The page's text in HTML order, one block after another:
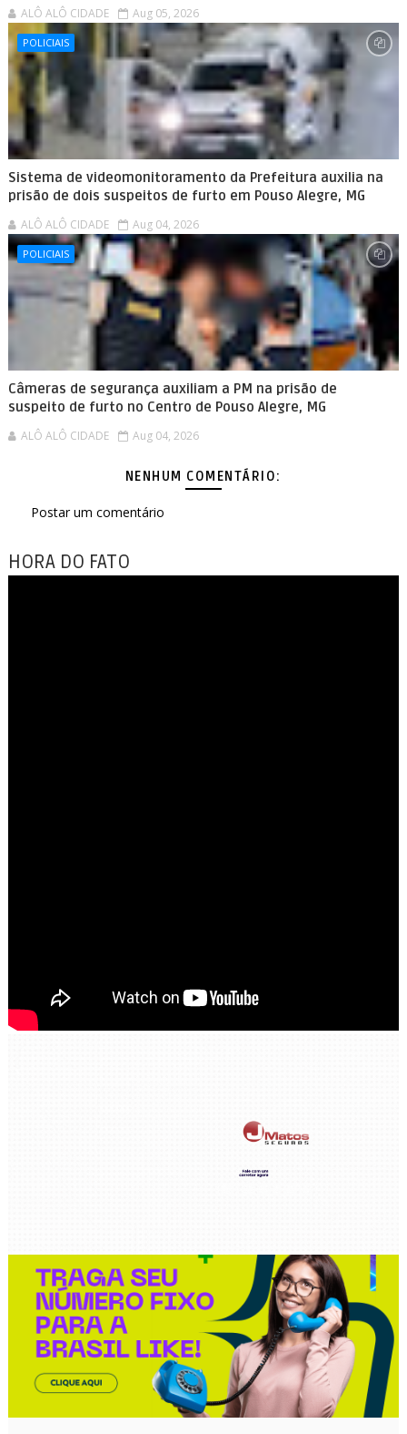
ALÔ ALÔ CIDADE Aug 05, 2026
POLICIAIS
Sistema de videomonitoramento da Prefeitura auxilia na
prisão de dois suspeitos de furto em Pouso Alegre, MG
ALÔ ALÔ CIDADE Aug 04, 2026
POLICIAIS
Câmeras de segurança auxiliam a PM na prisão de
suspeito de furto no Centro de Pouso Alegre, MG
ALÔ ALÔ CIDADE Aug 04, 2026
NENHUM COMENTÁRIO:
Postar um comentário
HORA DO FATO